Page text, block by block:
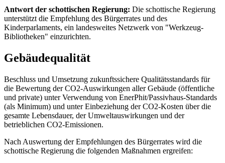
Antwort der schottischen Regierung: Die schottische Regierung
unterstützt die Empfehlung des Bürgerrates und des
Kinderparlaments, ein landesweites Netzwerk von "Werkzeug-
Bibliotheken" einzurichten.
Gebäudequalität
Beschluss und Umsetzung zukunftssichere Qualitätsstandards für
die Bewertung der CO2-Auswirkungen aller Gebäude (öffentliche
und private) unter Verwendung von EnerPhit/Passivhaus-Standards
(als Minimum) und unter Einbeziehung der CO2-Kosten über die
gesamte Lebensdauer, der Umweltauswirkungen und der
betrieblichen CO2-Emissionen.
Nach Auswertung der Empfehlungen des Bürgerrates wird die
schottische Regierung die folgenden Maßnahmen ergreifen: